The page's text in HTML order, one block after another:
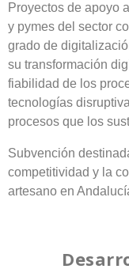
Proyectos de apoyo
y pymes del sector
grado de
su transformación
fiabilidad de los
tecnologías
procesos que los
Subvención
competitividad y la
artesano en